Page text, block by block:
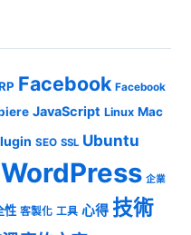
Facebook Facebook
JavaScript Linux Mac
SEO SSL Ubuntu
WordPress 企業
性 客製化 工具 心得 技術